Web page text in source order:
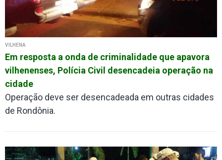
VILHENA
Em resposta a onda de criminalidade que apavora
vilhenenses, Polícia Civil desencadeia operação na
cidade
Operação deve ser desencadeada em outras cidades
de Rondônia.